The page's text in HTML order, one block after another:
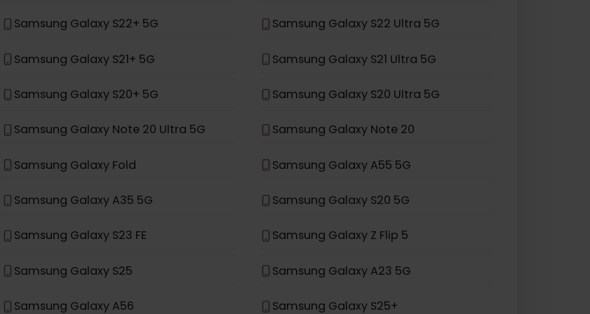
Samsung Galaxy S23+ Samsung Galaxy S23 Ultra
Samsung Galaxy S22+ 5G Samsung Galaxy S22 Ultra 5G
Samsung Galaxy S21+ 5G Samsung Galaxy S21 Ultra 5G
Samsung Galaxy S20+ 5G Samsung Galaxy S20 Ultra 5G
Samsung Galaxy Note 20 Ultra 5G Samsung Galaxy Note 20
Samsung Galaxy Fold Samsung Galaxy A55 5G
Samsung Galaxy A35 5G Samsung Galaxy S20 5G